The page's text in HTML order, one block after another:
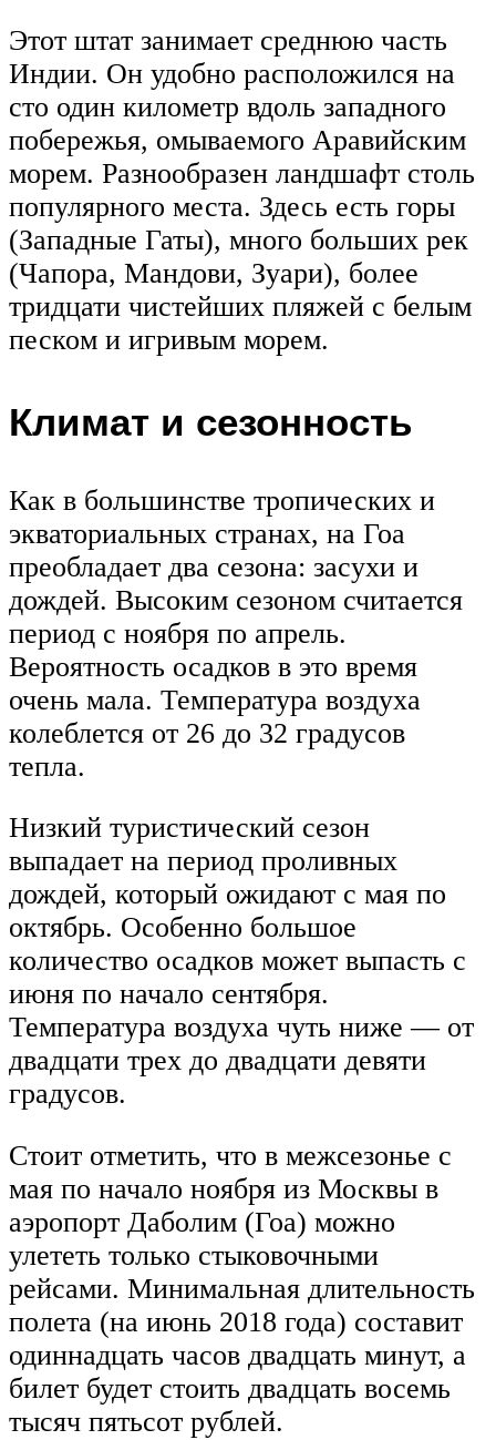
Этот штат занимает среднюю часть
Индии. Он удобно расположился на
сто один километр вдоль западного
побережья, омываемого Аравийским
морем. Разнообразен ландшафт столь
популярного места. Здесь есть горы
(Западные Гаты), много больших рек
(Чапора, Мандови, Зуари), более
тридцати чистейших пляжей с белым
песком и игривым морем.
Климат и сезонность
Как в большинстве тропических и
экваториальных странах, на Гоа
преобладает два сезона: засухи и
дождей. Высоким сезоном считается
период с ноября по апрель.
Вероятность осадков в это время
очень мала. Температура воздуха
колеблется от 26 до 32 градусов
тепла.
Низкий туристический сезон
выпадает на период проливных
дождей, который ожидают с мая по
октябрь. Особенно большое
количество осадков может выпасть с
июня по начало сентября.
Температура воздуха чуть ниже — от
двадцати трех до двадцати девяти
градусов.
Стоит отметить, что в межсезонье с
мая по начало ноября из Москвы в
аэропорт Даболим (Гоа) можно
улететь только стыковочными
рейсами. Минимальная длительность
полета (на июнь 2018 года) составит
одиннадцать часов двадцать минут, а
билет будет стоить двадцать восемь
тысяч пятьсот рублей.